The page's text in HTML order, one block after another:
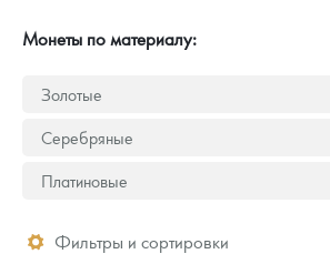
Монеты по материалу:
Золотые
Серебряные
Платиновые
Фильтры и сортировки